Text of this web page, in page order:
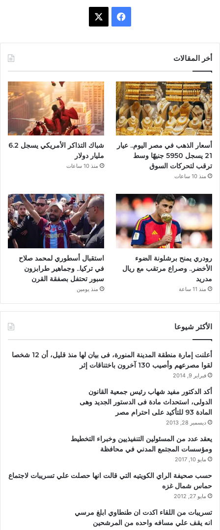
و
ك
أخر المقالات
أسعار الذهب في مصر اليوم.. عيار
21 يسجل 5950 جنيهًا وسط
ترقب لتحركات السوق
منذ 10 ساعات
شباك التذاكر الأمريكي يسجل 6.2
مليار دولار
منذ 10 ساعات
رودري يمنح برشلونة الضوء
الأخضر.. وصراع مرتقب مع ريال
مدريد
منذ 11 ساعة
استقبال أسطوري لمحمد صلاح
في تركيا.. وجماهير طرابزون
سبور تحتفل بصفقة القرن
منذ يومين
الأكثر شيوعا
أعلنت إمارة منطقة المدينة المنورة، فى بيان لها منذ قليل، أن 12 شخصا
لقوا مصرعهم وأصيب 130 آخرون باختناقات إثر
فبراير 9, 2014
أكد الدكتور مفيد شهاب رئيس جمعية القانون
الدولى، استحداث مادة فى الدستور الجديد وهى
المادة 93 للتأكيد على احترام مصر
ديسمبر 28, 2013
يعقد عدد من المسئولين التنفيذيين وخبراء التخطيط
ومؤسسات المجتمع المدني في محافظة
مايو 10, 2017
حسب صحيفة الراي الكويتيه التي قالت انها حصلت علي تسريبات لاجتماع
حماس شمال غزه
مايو 27, 2012
تسريبات من اللقاء اكدت ان طنطاوي ابلغ مرسي
انه يقف علي مسافه واحده من المرشحين